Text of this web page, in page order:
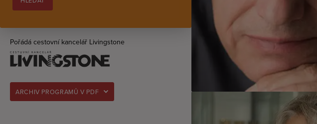
Pořádá cestovní kancelář Livingstone
ARCHIV PROGRAMŮ V PDF